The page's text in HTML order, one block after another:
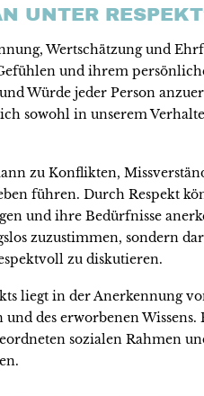
UNTER
Wertschätzung und
und ihrem
Würde jeder Person
sowohl in unserem
zu Konflikten,
führen. Durch Respekt
und ihre Bedürfnisse
zuzustimmen, sondern
zu diskutieren.
liegt in der Anerkennung
des erworbenen Wissens.
sozialen Rahmen